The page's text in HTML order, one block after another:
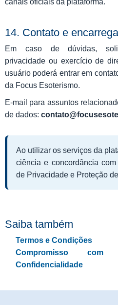
14. Contato e
Em caso de dúvidas,
privacidade ou exercício de
usuário poderá entrar em
da Focus Esoterismo.
E-mail para assuntos
de dados:
Ao utilizar os serviços da
ciência e concordância
de Privacidade e Proteção
Saiba também
Termos e Condições
Compromisso
Confidencialidade